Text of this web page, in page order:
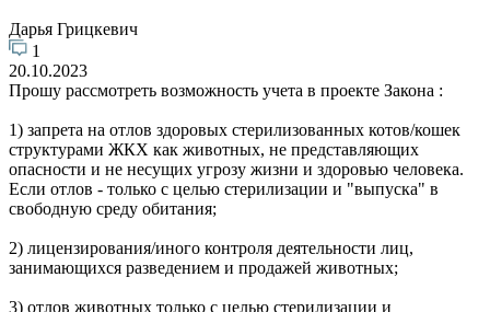
Дарья Грицкевич
1
20.10.2023
Прошу рассмотреть возможность учета в проекте Закона :
1) запрета на отлов здоровых стерилизованных котов/кошек
структурами ЖКХ как животных, не представляющих
опасности и не несущих угрозу жизни и здоровью человека.
Если отлов - только с целью стерилизации и "выпуска" в
свободную среду обитания;
2) лицензирования/иного контроля деятельности лиц,
занимающихся разведением и продажей животных;
3) отлов животных только с целью стерилизации и